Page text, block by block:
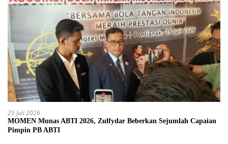
25 Juli 2026
MOMEN Munas ABTI 2026, Zulfydar Beberkan Sejumlah Capaian
Pimpin PB ABTI